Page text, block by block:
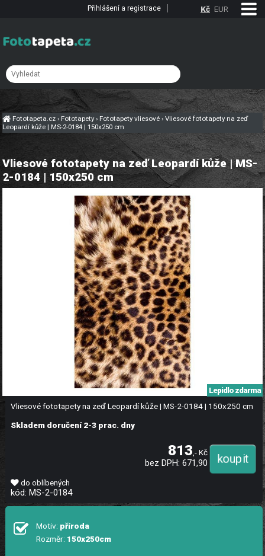
Fototapeta.cz› Fototapety› Fototapety vliesové ›Vliesové fototapety na zeď
Leopardí kůže | MS-2-0184 | 150x250 cm
Vliesové fototapety na zeď Leopardí kůže | MS-
2-0184 | 150x250 cm
Vliesové fototapety na zeď Leopardí kůže | MS-2-0184 | 150x250 cm
Lepidlo zdarma
Skladem doručení 2-3 prac. dny
813,- Kč
bez DPH: 671,90
do oblíbených
kód: MS-2-0184
Motiv: příroda
Rozměr: 150x250cm
Kč EUR
Přihlášení a registrace